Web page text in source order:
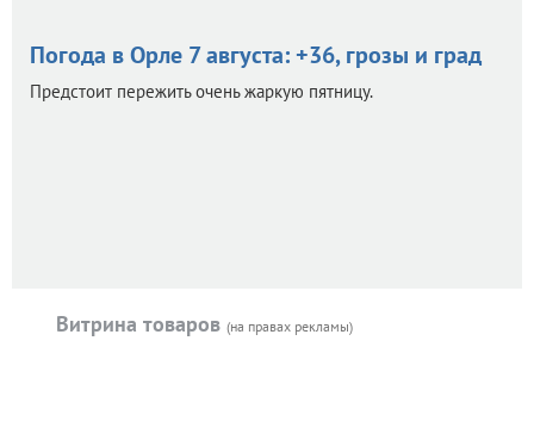
Погода в Орле 7 августа: +36, грозы и град
Предстоит пережить очень жаркую пятницу.
Витрина товаров (на правах рекламы)